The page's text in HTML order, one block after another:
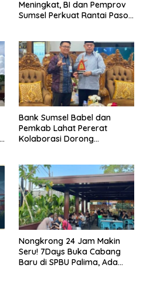
Meningkat, BI dan Pemprov
Sumsel Perkuat Rantai Pasok
Bank Sumsel Babel dan
Pemkab Lahat Pererat
Kolaborasi Dorong
Nongkrong 24 Jam Makin
Seru! 7Days Buka Cabang
Baru di SPBU Palima, Ada